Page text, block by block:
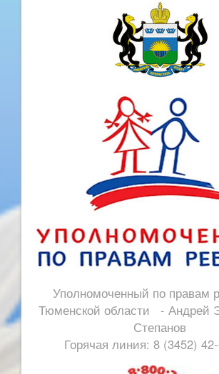
Уполномоченный по правам
Тюменской области - Андрей
Степанов
Горячая линия: 8 (3452)